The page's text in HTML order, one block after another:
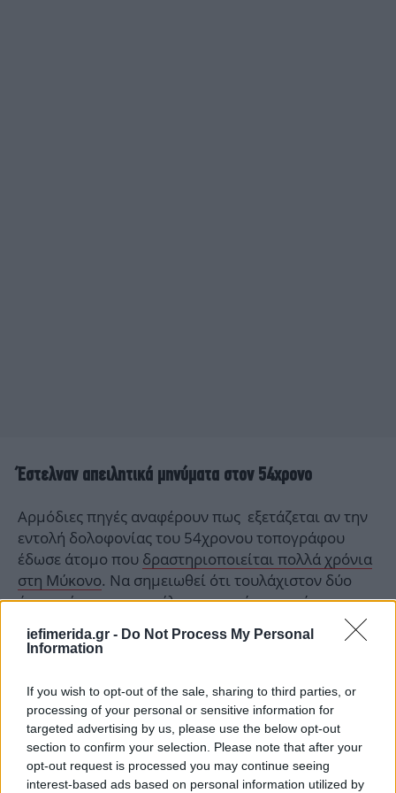
iefimerida.gr - Do Not Process My Personal
Information
If you wish to opt-out of the sale, sharing to third parties, or
processing of your personal or sensitive information for
targeted advertising by us, please use the below opt-out
section to confirm your selection. Please note that after your
opt-out request is processed you may continue seeing
interest-based ads based on personal information utilized by
Έστελναν απειλητικά μηνύματα στον 54χρονο
Αρμόδιες πηγές αναφέρουν πως εξετάζεται αν την
εντολή δολοφονίας του 54χρονου τοπογράφου
έδωσε άτομο που δραστηριοποιείται πολλά χρόνια
στη Μύκονο. Να σημειωθεί ότι τουλάχιστον δύο
άτομα, έχουν αποστείλει σε τακτά χρονικά
απειλητικά μηνύματα σε βάρος του
54χρονου τοπογράφου , όπως προκύπτει από μία
θύματος από τα στελέχη της Διεύθυνσης
Εγκληματολογικών Ερευνών της ΕΛ.ΑΣ..
Οι αστυνομικοί που ασχολούνται με την υπόθεση
εξέταζαν αν αυτές οι απειλές σχετίζονταν με τη